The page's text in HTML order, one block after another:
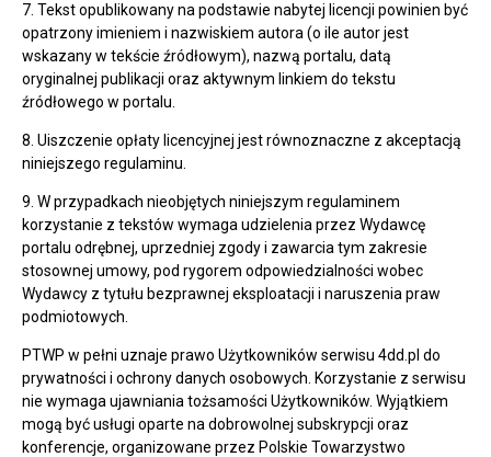
7. Tekst opublikowany na podstawie nabytej licencji powinien być
opatrzony imieniem i nazwiskiem autora (o ile autor jest
wskazany w tekście źródłowym), nazwą portalu, datą
oryginalnej publikacji oraz aktywnym linkiem do tekstu
źródłowego w portalu.
8. Uiszczenie opłaty licencyjnej jest równoznaczne z akceptacją
niniejszego regulaminu.
9. W przypadkach nieobjętych niniejszym regulaminem
korzystanie z tekstów wymaga udzielenia przez Wydawcę
portalu odrębnej, uprzedniej zgody i zawarcia tym zakresie
stosownej umowy, pod rygorem odpowiedzialności wobec
Wydawcy z tytułu bezprawnej eksploatacji i naruszenia praw
podmiotowych.
PTWP w pełni uznaje prawo Użytkowników serwisu 4dd.pl do
prywatności i ochrony danych osobowych. Korzystanie z serwisu
nie wymaga ujawniania tożsamości Użytkowników. Wyjątkiem
mogą być usługi oparte na dobrowolnej subskrypcji oraz
konferencje, organizowane przez Polskie Towarzystwo